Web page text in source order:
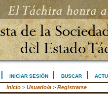
INICIAR SESIÓN BUSCAR
Inicio> Usuario/a> Registrarse